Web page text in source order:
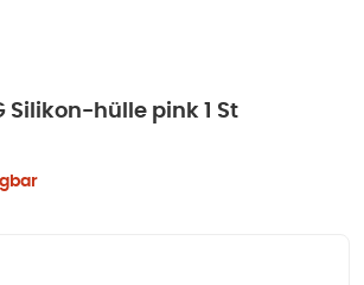
Silikon-hülle pink 1 St